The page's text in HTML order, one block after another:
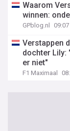
Waarom
winnen:
GPblog.nl 09:07
Verstappen
dochter Lily:
er niet"
F1 Maximaal